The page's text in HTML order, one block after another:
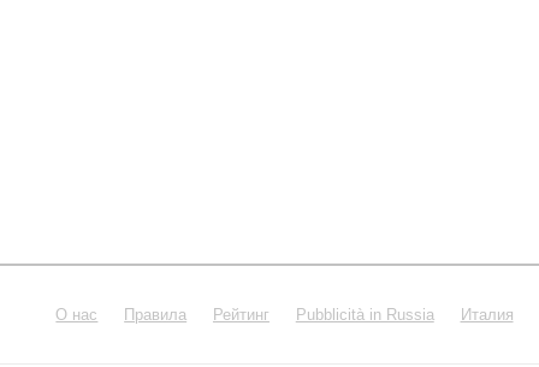
О нас Правила Рейтинг Pubblicità in Russia Италия